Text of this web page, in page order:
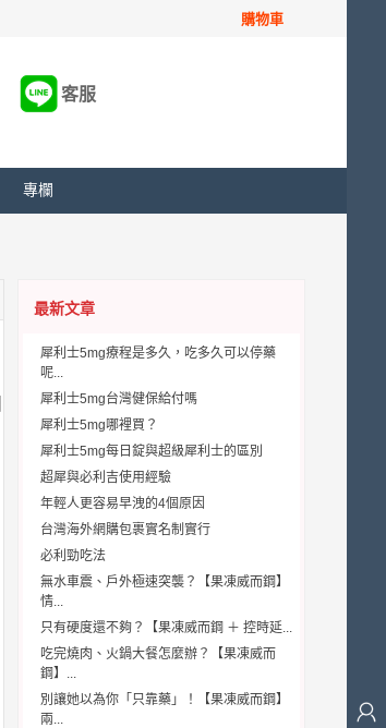
購物車
客服
專欄
最新文章
犀利士5mg療程是多久，吃多久可以停藥
呢...
犀利士5mg台灣健保給付嗎
犀利士5mg哪裡買？
犀利士5mg每日錠與超級犀利士的區別
超犀與必利吉使用經驗
年輕人更容易早洩的4個原因
台灣海外網購包裹實名制實行
必利勁吃法
無水車震、戶外極速突襲？【果凍威而鋼】
情...
只有硬度還不夠？【果凍威而鋼 ＋ 控時延...
吃完燒肉、火鍋大餐怎麼辦？【果凍威而
鋼】...
別讓她以為你「只靠藥」！【果凍威而鋼】
兩...